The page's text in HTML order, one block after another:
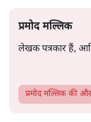
प्रमोद मल्लिक
लेखक पत्रकार हैं,
प्रमोद मल्लिक की और